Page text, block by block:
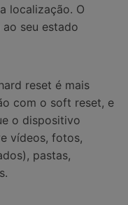
localização. O
seu estado
reset é mais
com o soft reset, e
o dispositivo
vídeos, fotos,
pastas,